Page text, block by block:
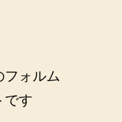
フォルム
です